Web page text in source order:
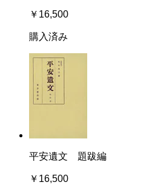
￥16,500
購入済み
平安遺文 題跋編
￥16,500